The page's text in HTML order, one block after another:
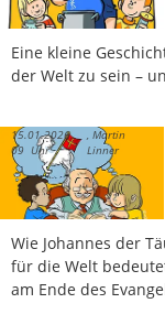
Eine kleine
der Welt zu sein –
Wie Johannes der
für die Welt
am Ende des
15.01.2026,
09 Uhr
Martin
Linner